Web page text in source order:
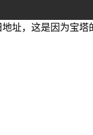
址，这是因为宝塔